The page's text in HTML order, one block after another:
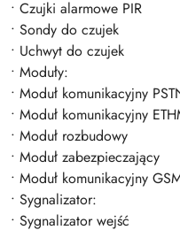
• Czujki alarmowe PIR
• Sondy do czujek
• Uchwyt do czujek
• Moduły:
• Moduł komunikacyjny
• Moduł komunikacyjny
• Moduł rozbudowy
• Moduł zabezpieczający
• Moduł komunikacyjny
• Sygnalizator:
• Sygnalizator wejść